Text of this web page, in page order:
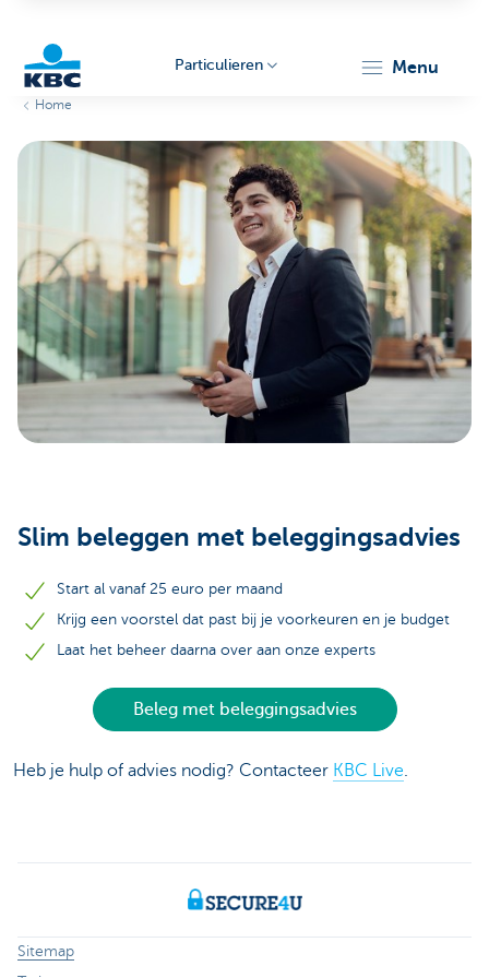
Particulieren
Particulieren menu
Home
Slim beleggen met beleggingsadvies
Start al vanaf 25 euro per maand
Krijg een voorstel dat past bij je voorkeuren en je budget
Laat het beheer daarna over aan onze experts
Beleg met beleggingsadvies
Heb je hulp of advies nodig? Contacteer KBC Live.
Sitemap